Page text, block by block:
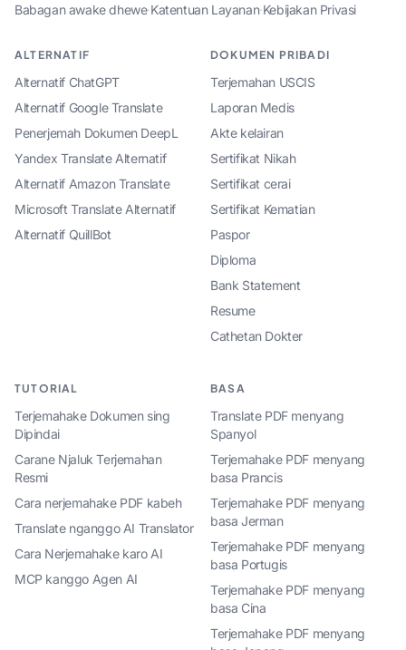
Babagan awake dhewe·Katentuan Layanan·Kebijakan Privasi
ALTERNATIF
Alternatif ChatGPT
Alternatif Google Translate
Penerjemah Dokumen DeepL
Yandex Translate Alternatif
Alternatif Amazon Translate
Microsoft Translate Alternatif
Alternatif QuillBot
DOKUMEN PRIBADI
Terjemahan USCIS
Laporan Medis
Akte kelairan
Sertifikat Nikah
Sertifikat cerai
Sertifikat Kematian
Paspor
Diploma
Bank Statement
Resume
Cathetan Dokter
TUTORIAL
Terjemahake Dokumen sing
Dipindai
Carane Njaluk Terjemahan
Resmi
Cara nerjemahake PDF kabeh
Translate nganggo AI Translator
Cara Nerjemahake karo AI
MCP kanggo Agen AI
BASA
Translate PDF menyang
Spanyol
Terjemahake PDF menyang
basa Prancis
Terjemahake PDF menyang
basa Jerman
Terjemahake PDF menyang
basa Portugis
Terjemahake PDF menyang
basa Cina
Terjemahake PDF menyang